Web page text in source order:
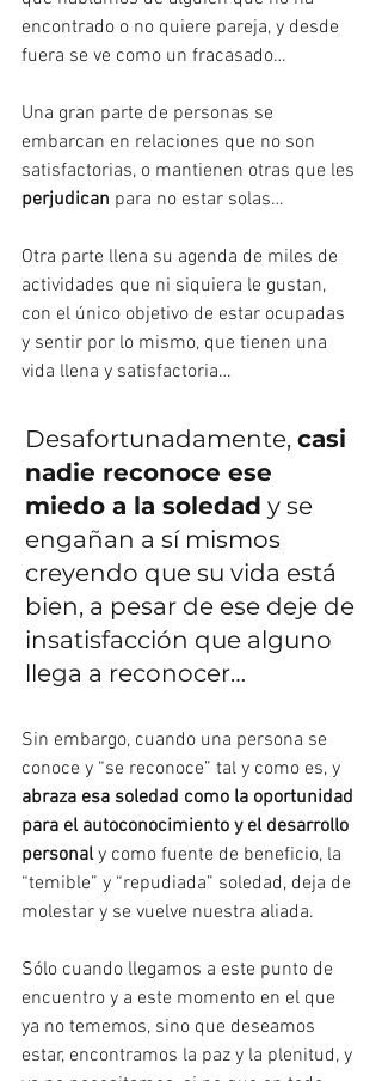
encontrado o no quiere pareja, y desde
fuera se ve como un fracasado…
Una gran parte de personas se
embarcan en relaciones que no son
satisfactorias, o mantienen otras que les
perjudican para no estar solas…
Otra parte llena su agenda de miles de
actividades que ni siquiera le gustan,
con el único objetivo de estar ocupadas
y sentir por lo mismo, que tienen una
vida llena y satisfactoria…
Desafortunadamente, casi
nadie reconoce ese
miedo a la soledad y se
engañan a sí mismos
creyendo que su vida está
bien, a pesar de ese deje de
insatisfacción que alguno
llega a reconocer…
Sin embargo, cuando una persona se
conoce y “se reconoce” tal y como es, y
abraza esa soledad como la oportunidad
para el autoconocimiento y el desarrollo
personal y como fuente de beneficio, la
“temible” y “repudiada” soledad, deja de
molestar y se vuelve nuestra aliada.
Sólo cuando llegamos a este punto de
encuentro y a este momento en el que
ya no tememos, sino que deseamos
estar, encontramos la paz y la plenitud, y